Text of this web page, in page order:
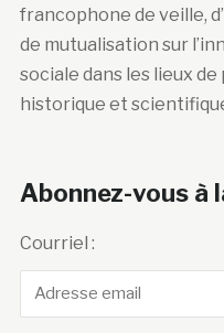
francophone de veille,
de mutualisation sur
sociale dans les lieux
historique et
Abonnez-vous à
Courriel :